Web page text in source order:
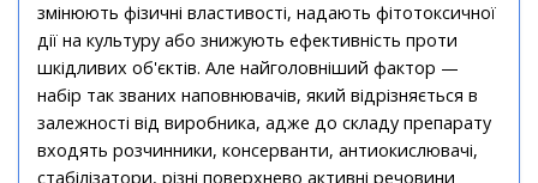
змінюють фізичні властивості, надають фітотоксичної
дії на культуру або знижують ефективність проти
шкідливих об'єктів. Але найголовніший фактор —
набір так званих наповнювачів, який відрізняється в
залежності від виробника, адже до складу препарату
входять розчинники, консерванти, антиокислювачі,
стабілізатори, різні поверхнево активні речовини